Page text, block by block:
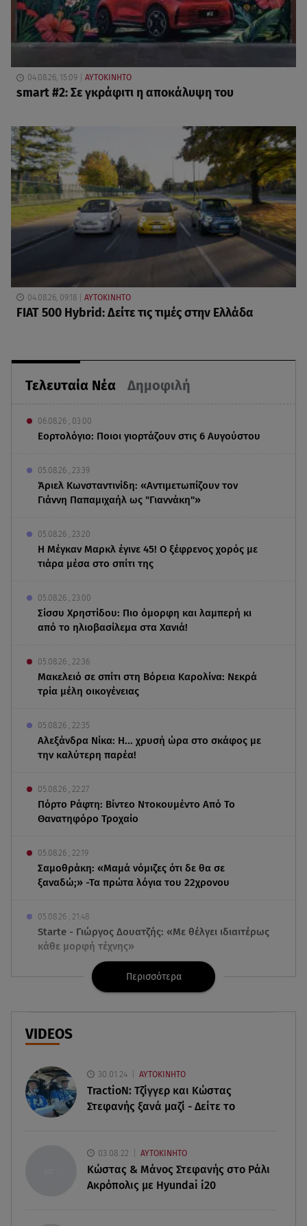
Τελευταία Νέα Δημοφιλή
06.08.26 , 03:00
Εορτολόγιο: Ποιοι γιορτάζουν στις 6 Αυγούστου
05.08.26 , 23:39
Άριελ Κωνσταντινίδη: «Αντιμετωπίζουν τον
Γιάννη Παπαμιχαήλ ως "Γιαννάκη"»
05.08.26 , 23:20
Η Μέγκαν Μαρκλ έγινε 45! Ο ξέφρενος χορός με
τιάρα μέσα στο σπίτι της
05.08.26 , 23:00
Σίσσυ Χρηστίδου: Πιο όμορφη και λαμπερή κι
από το ηλιοβασίλεμα στα Χανιά!
05.08.26 , 22:36
Μακελειό σε σπίτι στη Βόρεια Καρολίνα: Νεκρά
τρία μέλη οικογένειας
05.08.26 , 22:35
Αλεξάνδρα Νίκα: Η... χρυσή ώρα στο σκάφος με
την καλύτερη παρέα!
05.08.26 , 22:27
Πόρτο Ράφτη: Bίντεο Ντοκουμέντο Από Το
Θανατηφόρο Τροχαίο
05.08.26 , 22:19
Σαμοθράκη: «Μαμά νόμιζες ότι δε θα σε
ξαναδώ;» -Τα πρώτα λόγια του 22χρονου
05.08.26 , 21:48
Starte - Γιώργος Δουατζής: «Με θέλγει ιδιαιτέρως
κάθε μορφή τέχνης»
05.08.26 , 21:41
«Στην κόψη του ξυραφιού» οι συνομιλίες ΗΠΑ –
Ιράν
05.08.26 , 21:22
«Oνειρευόμουν έναν άντρα σαν εσένα»
05.08.26 , 20:51
05.08.26 , 20:42
Δέσποινα Μοιραράκη: Οι ξέγνοιαστες στιγμές της
Περισσότερα
VIDEOS
30.01.24 ΑΥΤΟΚΙΝΗΤΟ
TractioN: Τζίγγερ και Κώστας
Στεφανής ξανά μαζί - Δείτε το
03.08.22 ΑΥΤΟΚΙΝΗΤΟ
Κώστας & Μάνος Στεφανής στο Ράλι
Ακρόπολις με Hyundai i20
04.08.26, 15:09 ΑΥΤΟΚΙΝΗΤΟ
smart #2: Σε γκράφιτι η αποκάλυψη του
04.08.26, 09:18 ΑΥΤΟΚΙΝΗΤΟ
FIAT 500 Hybrid: Δείτε τις τιμές στην Ελλάδα